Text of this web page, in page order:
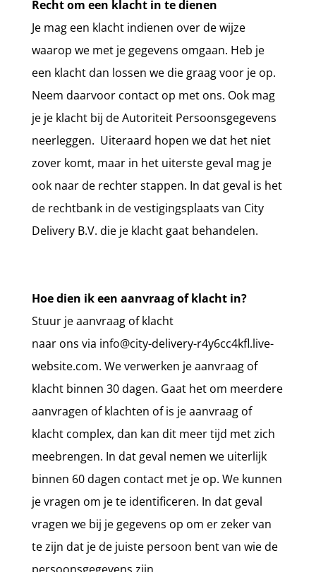
Recht om een klacht in te dienen
Je mag een klacht indienen over de wijze
waarop we met je gegevens omgaan. Heb je
een klacht dan lossen we die graag voor je op.
Neem daarvoor contact op met ons. Ook mag
je je klacht bij de Autoriteit Persoonsgegevens
neerleggen. Uiteraard hopen we dat het niet
zover komt, maar in het uiterste geval mag je
ook naar de rechter stappen. In dat geval is het
de rechtbank in de vestigingsplaats van City
Delivery B.V. die je klacht gaat behandelen.
Hoe dien ik een aanvraag of klacht in?
Stuur je aanvraag of klacht
naar ons via info@city-delivery-r4y6cc4kfl.live-
website.com. We verwerken je aanvraag of
klacht binnen 30 dagen. Gaat het om meerdere
aanvragen of klachten of is je aanvraag of
klacht complex, dan kan dit meer tijd met zich
meebrengen. In dat geval nemen we uiterlijk
binnen 60 dagen contact met je op. We kunnen
je vragen om je te identificeren. In dat geval
vragen we bij je gegevens op om er zeker van
te zijn dat je de juiste persoon bent van wie de